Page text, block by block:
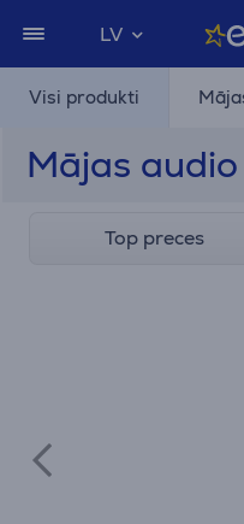
LV
Visi produkti
Mājas
Top preces